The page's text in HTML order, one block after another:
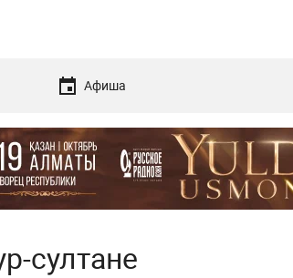
Афиша
султане